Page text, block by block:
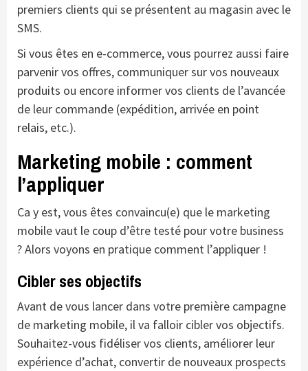
premiers clients qui se présentent au magasin avec le
SMS.
Si vous êtes en e-commerce, vous pourrez aussi faire
parvenir vos offres, communiquer sur vos nouveaux
produits ou encore informer vos clients de l’avancée
de leur commande (expédition, arrivée en point
relais, etc.).
Marketing mobile : comment
l’appliquer
Ca y est, vous êtes convaincu(e) que le marketing
mobile vaut le coup d’être testé pour votre business
? Alors voyons en pratique comment l’appliquer !
Cibler ses objectifs
Avant de vous lancer dans votre première campagne
de marketing mobile, il va falloir cibler vos objectifs.
Souhaitez-vous fidéliser vos clients, améliorer leur
expérience d’achat, convertir de nouveaux prospects